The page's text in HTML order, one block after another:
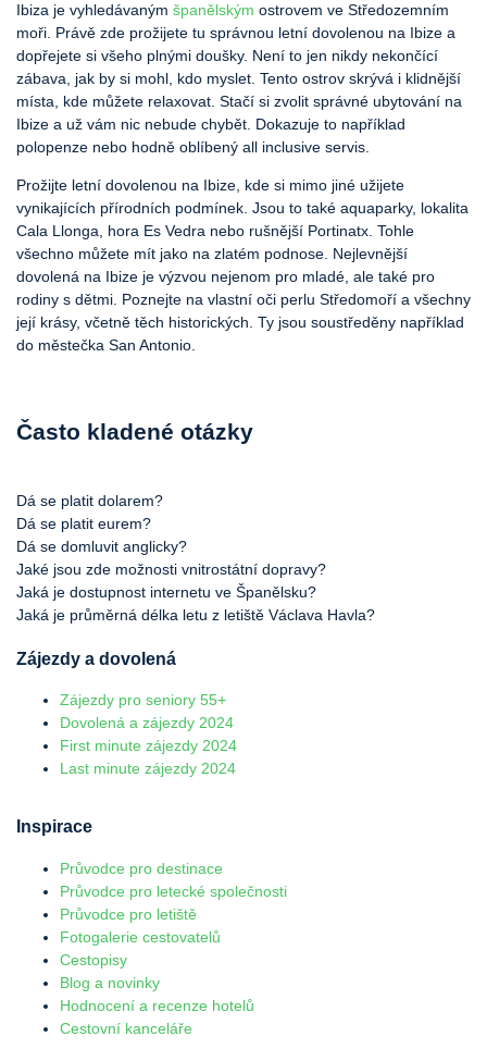
Ibiza je vyhledávaným španělským ostrovem ve Středozemním
moři. Právě zde prožijete tu správnou letní dovolenou na Ibize a
dopřejete si všeho plnými doušky. Není to jen nikdy nekončící
zábava, jak by si mohl, kdo myslet. Tento ostrov skrývá i klidnější
místa, kde můžete relaxovat. Stačí si zvolit správné ubytování na
Ibize a už vám nic nebude chybět. Dokazuje to například
polopenze nebo hodně oblíbený all inclusive servis.
Prožijte letní dovolenou na Ibize, kde si mimo jiné užijete
vynikajících přírodních podmínek. Jsou to také aquaparky, lokalita
Cala Llonga, hora Es Vedra nebo rušnější Portinatx. Tohle
všechno můžete mít jako na zlatém podnose. Nejlevnější
dovolená na Ibize je výzvou nejenom pro mladé, ale také pro
rodiny s dětmi. Poznejte na vlastní oči perlu Středomoří a všechny
její krásy, včetně těch historických. Ty jsou soustředěny například
do městečka San Antonio.
Často kladené otázky
Dá se platit dolarem?
Dá se platit eurem?
Dá se domluvit anglicky?
Jaké jsou zde možnosti vnitrostátní dopravy?
Jaká je dostupnost internetu ve Španělsku?
Jaká je průměrná délka letu z letiště Václava Havla?
Zájezdy a dovolená
Zájezdy pro seniory 55+
Dovolená a zájezdy 2024
First minute zájezdy 2024
Last minute zájezdy 2024
Inspirace
Průvodce pro destinace
Průvodce pro letecké společnosti
Průvodce pro letiště
Fotogalerie cestovatelů
Cestopisy
Blog a novinky
Hodnocení a recenze hotelů
Cestovní kanceláře